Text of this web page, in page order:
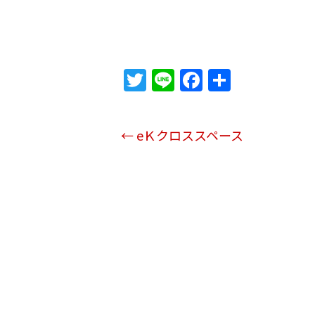
T
w
itt
er
Li
n
e
F
a
c
e
←eＫクロススペース